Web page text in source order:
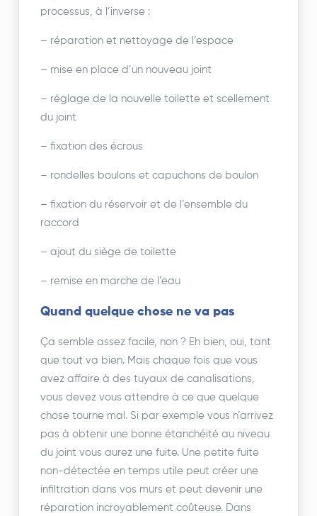
processus, à l’inverse :
– réparation et nettoyage de l’espace
– mise en place d’un nouveau joint
– réglage de la nouvelle toilette et scellement
du joint
– fixation des écrous
– rondelles boulons et capuchons de boulon
– fixation du réservoir et de l’ensemble du
raccord
– ajout du siège de toilette
– remise en marche de l’eau
Quand quelque chose ne va pas
Ça semble assez facile, non ? Eh bien, oui, tant
que tout va bien. Mais chaque fois que vous
avez affaire à des tuyaux de canalisations,
vous devez vous attendre à ce que quelque
chose tourne mal. Si par exemple vous n’arrivez
pas à obtenir une bonne étanchéité au niveau
du joint vous aurez une fuite. Une petite fuite
non-détectée en temps utile peut créer une
infiltration dans vos murs et peut devenir une
réparation incroyablement coûteuse. Dans